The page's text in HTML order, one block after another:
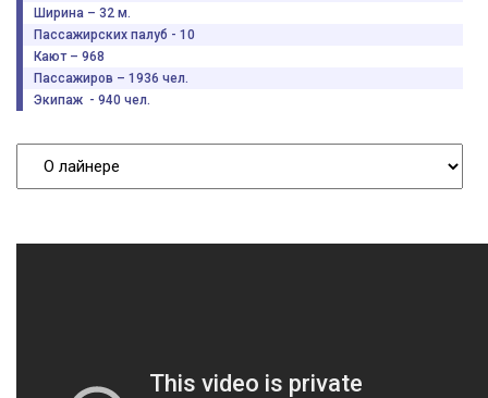
Ширина – 32 м.
Пассажирских палуб - 10
Кают – 968
Пассажиров – 1936 чел.
Экипаж - 940 чел.